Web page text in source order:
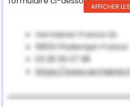
Vermeiren France SA
59133 Phalempin France
03 28 55 07 98
https://
AFFICHER